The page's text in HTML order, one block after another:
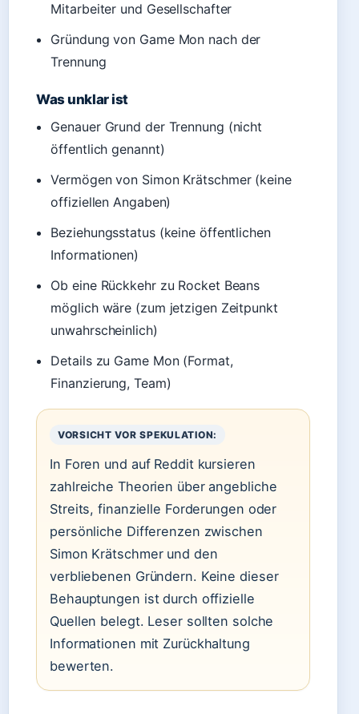
Mitarbeiter und Gesellschafter
Gründung von Game Mon nach der
Trennung
Was unklar ist
Genauer Grund der Trennung (nicht
öffentlich genannt)
Vermögen von Simon Krätschmer (keine
offiziellen Angaben)
Beziehungsstatus (keine öffentlichen
Informationen)
Ob eine Rückkehr zu Rocket Beans
möglich wäre (zum jetzigen Zeitpunkt
unwahrscheinlich)
Details zu Game Mon (Format,
Finanzierung, Team)
VORSICHT VOR SPEKULATION:
In Foren und auf Reddit kursieren
zahlreiche Theorien über angebliche
Streits, finanzielle Forderungen oder
persönliche Differenzen zwischen
Simon Krätschmer und den
verbliebenen Gründern. Keine dieser
Behauptungen ist durch offizielle
Quellen belegt. Leser sollten solche
Informationen mit Zurückhaltung
bewerten.